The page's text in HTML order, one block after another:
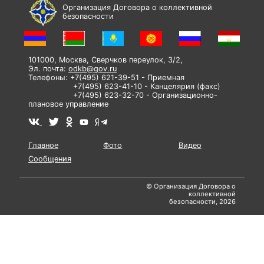
Организация Договора о коллективной
безопасности
101000, Москва, Сверчков переулок, 3/2,
Эл. почта: odkb@gov.ru
Телефоны: +7(495) 621-39-51 - Приемная
+7(495) 623-41-10 - Канцелярия (факс)
+7(495) 623-32-70 - Организационно-
плановое управление
Главное
Сообщения
Фото Видео
© Организация Договора о
коллективной
безопасности, 2026